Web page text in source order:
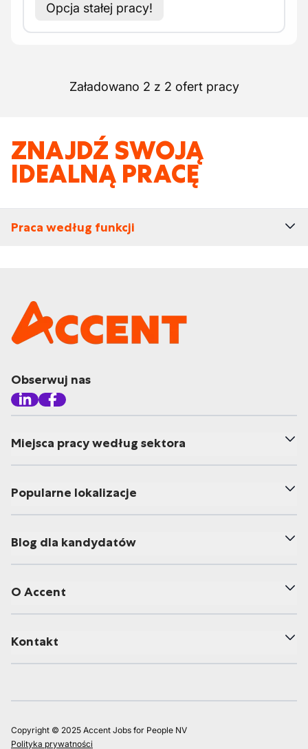
Opcja stałej pracy!
Załadowano 2 z 2 ofert pracy
ZNAJDŹ SWOJĄ
IDEALNĄ PRACĘ
Praca według funkcji
Obserwuj nas
Miejsca pracy według sektora
Popularne lokalizacje
Blog dla kandydatów
O Accent
Kontakt
Copyright © 2025 Accent Jobs for People NV
Polityka prywatności